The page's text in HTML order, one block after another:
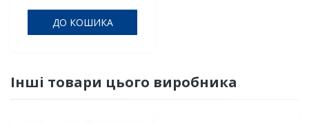
ДО КОШИКА
Інші товари цього виробника